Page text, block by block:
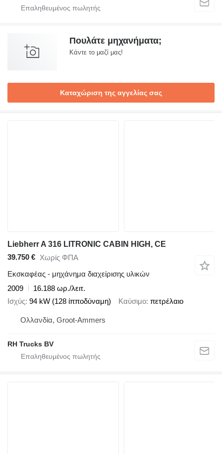
Πουλάτε μηχανήματα;
Κάντε το μαζί μας!
Καταχώριση της αγγελίας σας
Liebherr A 316 LITRONIC CABIN HIGH, CE
39.750 € Χωρίς ΦΠΑ
Εκσκαφέας - μηχάνημα διαχείρισης υλικών
2009
16.188 ωρ./λειτ.
Ισχύς 94 kW (128 ίπποδύναμη) Καύσιμο πετρέλαιο
Ολλανδία, Groot-Ammers
RH Trucks BV